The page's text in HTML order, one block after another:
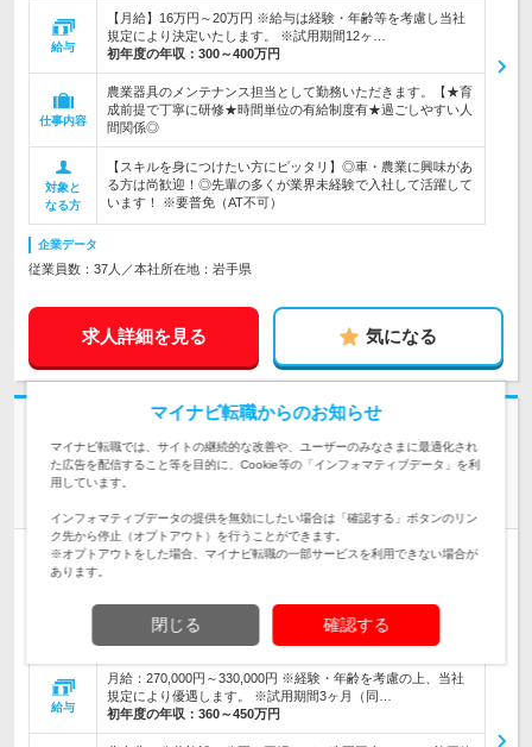
給与
【月給】16万円～20万円 ※給与は経験・年齢等を考慮し当社
規定により決定いたします。 ※試用期間12ヶ…
初年度の年収： 300～400万円
仕事内容
農業器具のメンテナンス担当として勤務いただきます。【★育
成前提で丁寧に研修★時間単位の有給制度有★過ごしやすい人
間関係◎
対象と
なる方
【スキルを身につけたい方にピッタリ】◎車・農業に興味があ
る方は尚歓迎！◎先輩の多くが業界未経験で入社して活躍して
います！ ※要普免（AT不可）
企業データ
従業員数：37人／本社所在地：岩手県
求人詳細を見る 気になる
志望動機・自己PR不要
小岩井農牧株式会社 | ≪120年以上の歴史を誇る、日本最大級面積の民間
総合農場≫
正社員 完全週休2日制 女性のおしごと掲載中
【UIターン歓迎】 岩手県岩手郡雫石町丸谷地36-1 ※転勤の可
能性あり 【雇入れ直後】上記の事業…
給与
月給：270,000円～330,000円 ※経験・年齢を考慮の上、当社
規定により優遇します。 ※試用期間3ヶ月（同…
初年度の年収： 360～450万円
マイナビ転職からのお知らせ
マイナビ転職では、サイトの継続的な改善や、ユーザーのみなさまに最適化され
た広告を配信すること等を目的に、Cookie等の「インフォマティブデータ」を利
用しています。
インフォマティブデータの提供を無効にしたい場合は「確認する」ボタンのリン
ク先から停止（オプトアウト）を行うことができます。
※オプトアウトをした場合、マイナビ転職の一部サービスを利用できない場合が
あります。
閉じる 確認する